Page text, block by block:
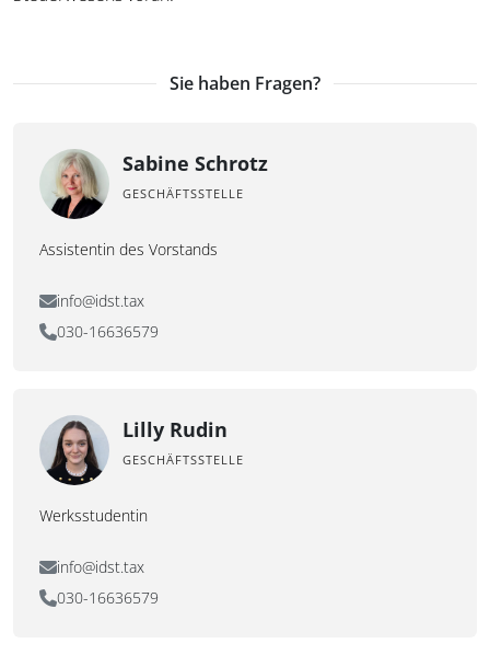
Sie haben Fragen?
Sabine Schrotz
GESCHÄFTSSTELLE
Assistentin des Vorstands
info@idst.tax
030-16636579
Lilly Rudin
GESCHÄFTSSTELLE
Werksstudentin
info@idst.tax
030-16636579